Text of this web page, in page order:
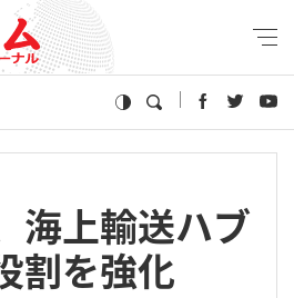
海上輸送ハブ
割を強化